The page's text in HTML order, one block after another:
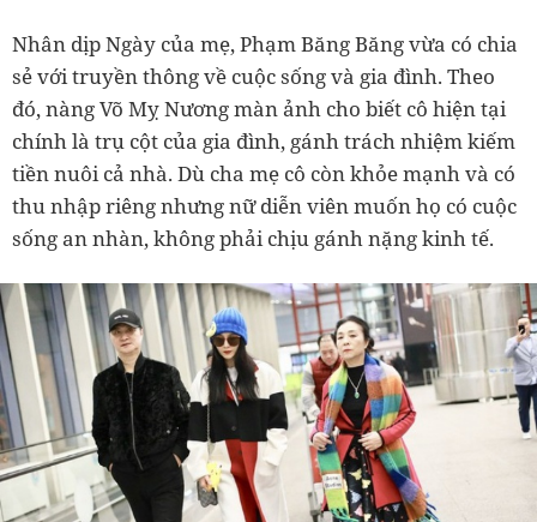
Nhân dịp Ngày của mẹ, Phạm Băng Băng vừa có chia
sẻ với truyền thông về cuộc sống và gia đình. Theo
đó, nàng Võ Mỵ Nương màn ảnh cho biết cô hiện tại
chính là trụ cột của gia đình, gánh trách nhiệm kiếm
tiền nuôi cả nhà. Dù cha mẹ cô còn khỏe mạnh và có
thu nhập riêng nhưng nữ diễn viên muốn họ có cuộc
sống an nhàn, không phải chịu gánh nặng kinh tế.